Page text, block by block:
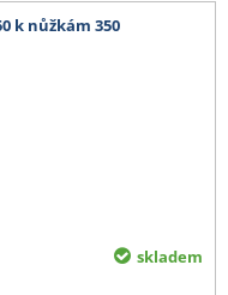
k nůžkám 350
skladem